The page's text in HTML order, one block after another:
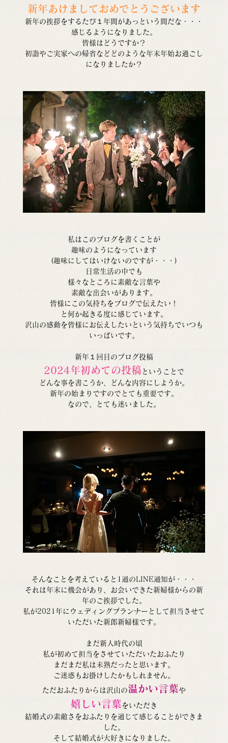
新年あけましておめでとうございます
新年の挨拶をするたび１年間があっという間だな・・・
感じるようになりました。
皆様はどうですか？
初詣やご実家への帰省などどのような年末年始お過ごし
になりましたか？
私はこのブログを書くことが
趣味のようになっています
(趣味にしてはいけないのですが・・・)
日常生活の中でも
様々なところに素敵な言葉や
素敵な出会いがあります。
皆様にこの気持ちをブログで伝えたい！
と何か起きる度に感じています。
沢山の感動を皆様にお伝えしたいという気持ちでいつも
いっぱいです。
新年１回目のブログ投稿
2024年初めての投稿 ということで
どんな事を書こうか、どんな内容にしようか。
新年の始まりですのでとても重要です。
なので、とても迷いました。
そんなことを考えていると1通のLINE通知が・・・
それは年末に機会があり、お会いできた新婦様からの新
年のご挨拶でした。
私が2021年にウェディングプランナーとして担当させて
いただいた新郎新婦様です。
まだ新人時代の頃
私が初めて担当をさせていただいたおふたり
まだまだ私は未熟だったと思います。
ご迷惑もお掛けしたかもしれません。
ただおふたりからは沢山の温かい言葉や
嬉しい言葉 をいただき
結婚式の素敵さをおふたりを通じて感じることができま
した。
そして結婚式が大好きになりました。